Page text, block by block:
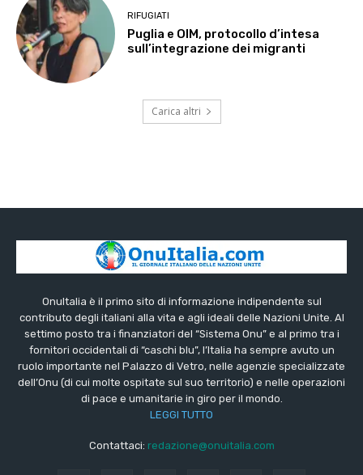
RIFUGIATI
Puglia e OIM, protocollo d’intesa
sull’integrazione dei migranti
Carica altri
OnuItalia è il primo sito di informazione indipendente sul
contributo degli italiani alla vita e agli ideali delle Nazioni Unite. Al
settimo posto tra i finanziatori del “Sistema Onu” e al primo tra i
fornitori occidentali di “caschi blu”, l’Italia ha sempre avuto un
ruolo importante nel Palazzo di Vetro, nelle agenzie specializzate
dell’Onu (di cui molte ospitate sul suo territorio) e nelle operazioni
di pace e umanitarie in giro per il mondo.
LEGGI TUTTO
Contattaci: redazione@onuitalia.com